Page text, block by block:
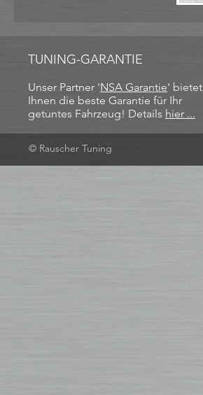
TUNING-GARANTIE
Unser Partner 'NSA Garantie​' bietet
Ihnen die beste Garantie für Ihr
getuntes Fahrzeug! Details hier ...
© Rauscher Tuning